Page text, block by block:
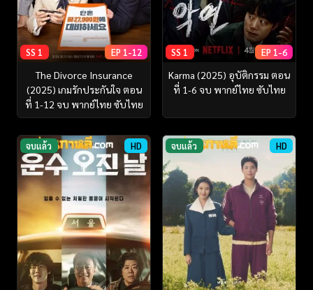
SS 1 EP 1-12
The Divorce Insurance
(2025) เกมรักประกันใจ ตอน
ที่ 1-12 จบ พากย์ไทย ซับไทย
SS 1 EP 1-6
Karma (2025) อุบัติกรรม ตอน
ที่ 1-6 จบ พากย์ไทย ซับไทย
จบแล้ว HD จบแล้ว HD